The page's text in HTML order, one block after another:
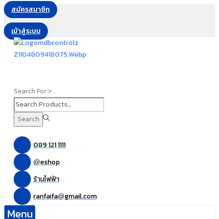
สมัครสมาชิก
เข้าสู่ระบบ
Search For:>
Search
089 121 1111
@eshop
ร้านไฟฟ้า
ranfaifa@gmail.com
Menu